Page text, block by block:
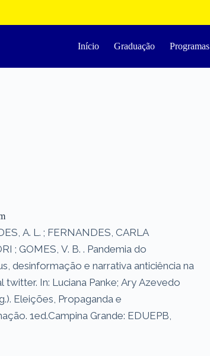
Início Graduação Programas
A. L. ; FERNANDES, CARLA
; GOMES, V. B. . Pandemia do
desinformação e narrativa anticiência na
twitter. In: Luciana Panke; Ary Azevedo
Eleições, Propaganda e
1ed.Campina Grande: EDUEPB,